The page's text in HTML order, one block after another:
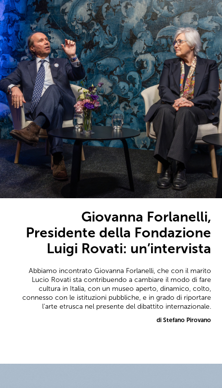
Giovanna Forlanelli,
Presidente della Fondazione
Luigi Rovati: un’intervista
Abbiamo incontrato Giovanna Forlanelli, che con il marito
Lucio Rovati sta contribuendo a cambiare il modo di fare
cultura in Italia, con un museo aperto, dinamico, colto,
connesso con le istituzioni pubbliche, e in grado di riportare
l'arte etrusca nel presente del dibattito internazionale.
di Stefano Pirovano